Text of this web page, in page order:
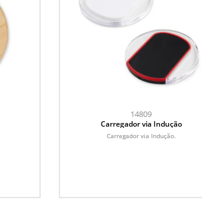
14809
Carregador via Indução
Carregador via Indução.